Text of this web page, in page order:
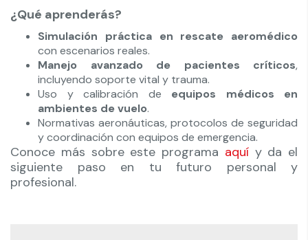
¿Qué aprenderás?
Simulación práctica en rescate aeromédico
con escenarios reales.
Manejo avanzado de pacientes críticos,
incluyendo soporte vital y trauma.
Uso y calibración de equipos médicos en
ambientes de vuelo.
Normativas aeronáuticas, protocolos de seguridad
y coordinación con equipos de emergencia.
Conoce más sobre este programa aquíy da el
siguiente paso en tu futuro personal y
profesional.